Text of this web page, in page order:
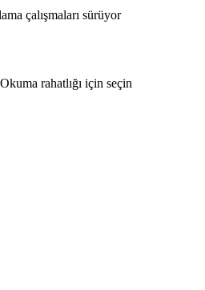
çalışmaları sürüyor
Okuma rahatlığı için seçin